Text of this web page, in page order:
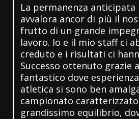
La permanenza anticipata
avvalora ancor di più il
frutto di un grande
lavoro. Io e il mio staff ci
creduto e i risultati ci
Successo ottenuto grazie
fantastico dove
atletica si sono ben
campionato
grandissimo equilibrio,